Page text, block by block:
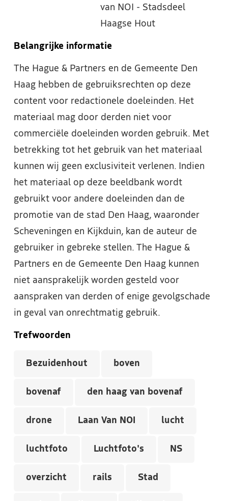
van NOI - Stadsdeel
Haagse Hout
Belangrijke informatie
The Hague & Partners en de Gemeente Den
Haag hebben de gebruiksrechten op deze
content voor redactionele doeleinden. Het
materiaal mag door derden niet voor
commerciële doeleinden worden gebruik. Met
betrekking tot het gebruik van het materiaal
kunnen wij geen exclusiviteit verlenen. Indien
het materiaal op deze beeldbank wordt
gebruikt voor andere doeleinden dan de
promotie van de stad Den Haag, waaronder
Scheveningen en Kijkduin, kan de auteur de
gebruiker in gebreke stellen. The Hague &
Partners en de Gemeente Den Haag kunnen
niet aansprakelijk worden gesteld voor
aanspraken van derden of enige gevolgschade
in geval van onrechtmatig gebruik.
Trefwoorden
Bezuidenhout boven
bovenaf den haag van bovenaf
drone Laan Van NOI lucht
luchtfoto Luchtfoto's NS
overzicht rails Stad